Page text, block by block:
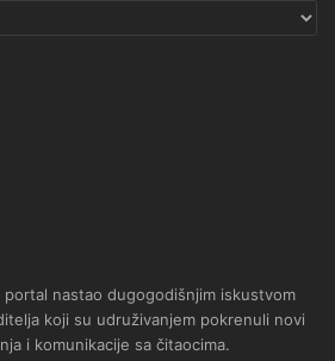
nastao dugogodišnjim iskustvom
koji su udruživanjem pokrenuli novi
i komunikacije sa čitaocima.